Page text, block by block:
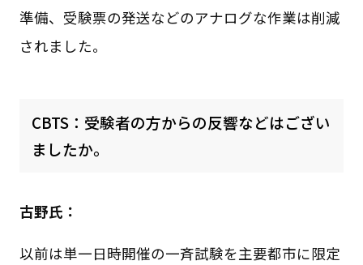
準備、受験票の発送などのアナログな作業は削減
されました。
CBTS：受験者の方からの反響などはござい
ましたか。
古野氏：
以前は単一日時開催の一斉試験を主要都市に限定